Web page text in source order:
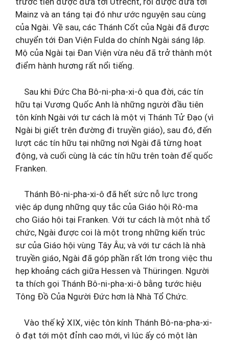
Mainz và an táng tại đó như ước nguyện sau cùng
của Ngài. Về sau, các Thánh Cốt của Ngài đã được
chuyển tới Đan Viện Fulda do chính Ngài sáng lập.
Mộ của Ngài tại Đan Viện vừa nêu đã trở thành một
điểm hành hương rất nổi tiếng.
Sau khi Đức Cha Bô-ni-pha-xi-ô qua đời, các tín
hữu tại Vương Quốc Anh là những người đầu tiên
tôn kính Ngài với tư cách là một vị Thánh Tử Đạo (vì
Ngài bị giết trên đường đi truyền giáo), sau đó, đến
lượt các tín hữu tại những nơi Ngài đã từng hoạt
động, và cuối cùng là các tín hữu trên toàn đế quốc
Franken.
Thánh Bô-ni-pha-xi-ô đã hết sức nỗ lực trong
việc áp dụng những quy tắc của Giáo hội Rô-ma
cho Giáo hội tại Franken. Với tư cách là một nhà tổ
chức, Ngài được coi là một trong những kiến trúc
sư của Giáo hội vùng Tây Âu; và với tư cách là nhà
truyền giáo, Ngài đã góp phần rất lớn trong việc thu
hẹp khoảng cách giữa Hessen và Thüringen. Người
ta thích gọi Thánh Bô-ni-pha-xi-ô bằng tước hiệu
Tông Đồ Của Người Đức hơn là Nhà Tổ Chức.
Vào thế kỷ XIX, việc tôn kính Thánh Bô-na-pha-xi-
ô đạt tới một đỉnh cao mới, vì lúc ấy có một làn